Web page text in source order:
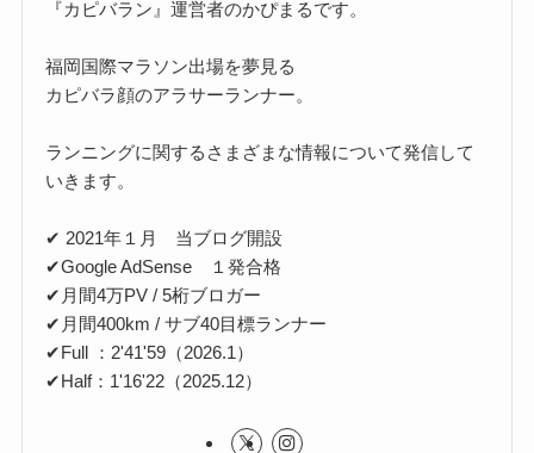
『カピバラン』運営者のかぴまるです。
福岡国際マラソン出場を夢見る
カピバラ顔のアラサーランナー。
ランニングに関するさまざまな情報について発信して
いきます。
✔ 2021年１月 当ブログ開設
✔Google AdSense １発合格
✔月間4万PV / 5桁ブロガー
✔月間400km / サブ40目標ランナー
✔Full ：2'41'59（2026.1）
✔Half：1'16'22（2025.12）